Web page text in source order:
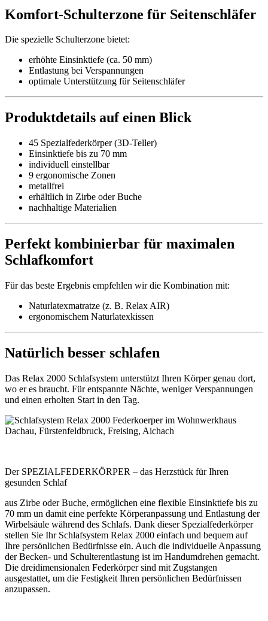
Komfort-Schulterzone für Seitenschläfer
Die spezielle Schulterzone bietet:
erhöhte Einsinktiefe (ca. 50 mm)
Entlastung bei Verspannungen
optimale Unterstützung für Seitenschläfer
Produktdetails auf einen Blick
45 Spezialfederkörper (3D-Teller)
Einsinktiefe bis zu 70 mm
individuell einstellbar
9 ergonomische Zonen
metallfrei
erhältlich in Zirbe oder Buche
nachhaltige Materialien
Perfekt kombinierbar für maximalen
Schlafkomfort
Für das beste Ergebnis empfehlen wir die Kombination mit:
Naturlatexmatratze (z. B. Relax AIR)
ergonomischem Naturlatexkissen
Natürlich besser schlafen
Das Relax 2000 Schlafsystem unterstützt Ihren Körper genau dort,
wo er es braucht. Für entspannte Nächte, weniger Verspannungen
und einen erholten Start in den Tag.
Der SPEZIALFEDERKÖRPER – das Herzstück für Ihren
gesunden Schlaf
aus Zirbe oder Buche, ermöglichen eine flexible Einsinktiefe bis zu
70 mm un damit eine perfekte Körperanpassung und Entlastung der
Wirbelsäule während des Schlafs. Dank dieser Spezialfederkörper
stellen Sie Ihr Schlafsystem Relax 2000 einfach und bequem auf
Ihre persönlichen Bedürfnisse ein. Auch die individuelle Anpassung
der Becken- und Schulterentlastung ist im Handumdrehen gemacht.
Die dreidimensionalen Federkörper sind mit Zugstangen
ausgestattet, um die Festigkeit Ihren persönlichen Bedürfnissen
anzupassen.